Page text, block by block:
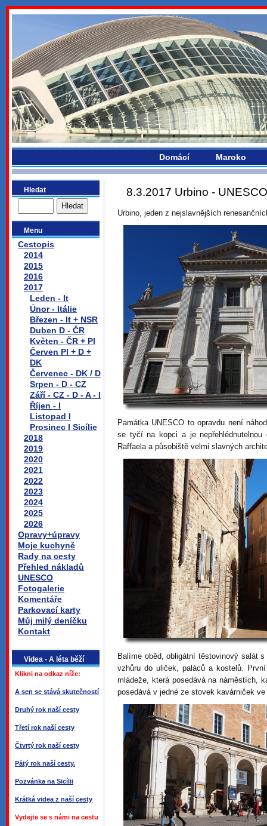
bydlikemevropou.com
Domácí Maroko
Hledat
Menu
Cestopis
2014
2015
2016
2017
Leden - It
Únor - Itálie
Březen - It + NSR
Duben D - ČR
Květen - ČR + Pl
Červen Pl + D +
DK
Červenec - DK / D
Srpen - D - CZ
Září - CZ - D - A - I
Říjen - I
Listopad I
Prosinec I Sicílie
2018
2019
2020
2021
2022
2023
2024
2025
2026
Opravy+úpravy
Moje kuchyně
Rady na cesty
Přehled nákladů
UNESCO
Fotogalerie
Komentáře
Parkovací karty
Můj milý deníčku
Kontakt
Videa - A léta běží
Klikni na odkaz níže:
A sen se stává skutečností
Druhý rok naší cesty
Třetí rok naší cesty
Čtvrtý rok naší cesty
Pátý rok naší cesty.
Pozvánka na Sicílii
Krátká videa z naší cesty
Vydejte se s námi na cestu
8.3.2017 Urbino -
Urbino, jeden z nejslavnějších
Památka UNESCO to opravdu není
se tyčí na kopci a je nepřehlédnutelnou
Raffaela a působiště velmi slavných
Balíme oběd, obligátní těstovinový salát
vzhůru do uliček, paláců a kostelů.
mládeže, která posedává na náměstích,
posedává v jedné ze stovek kavárniček